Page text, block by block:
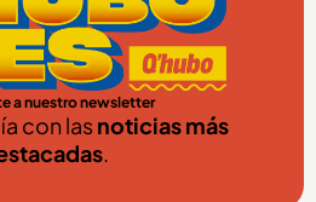
a nuestro newsletter
con lasnoticias más
.